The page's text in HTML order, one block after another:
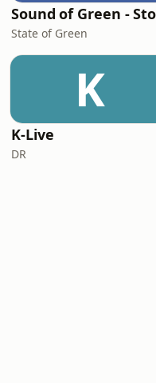
State of Green
K
K-Live
DR